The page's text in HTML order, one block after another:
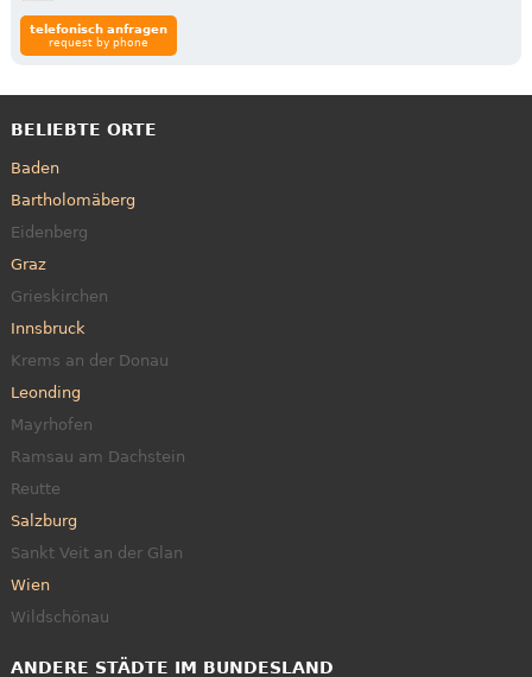
telefonisch anfragen
request by phone
BELIEBTE ORTE
Baden
Bartholomäberg
Eidenberg
Graz
Grieskirchen
Innsbruck
Krems an der Donau
Leonding
Mayrhofen
Ramsau am Dachstein
Reutte
Salzburg
Sankt Veit an der Glan
Wien
Wildschönau
ANDERE STÄDTE IM BUNDESLAND